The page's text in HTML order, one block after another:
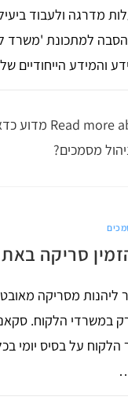
מדרגה ולעבוד
למתכונת 'משרד
והמידע הייחודיים
סריקה
ליהנות מסריקה
במשרדי הלקוח.
הלקוח על בסיס יומי